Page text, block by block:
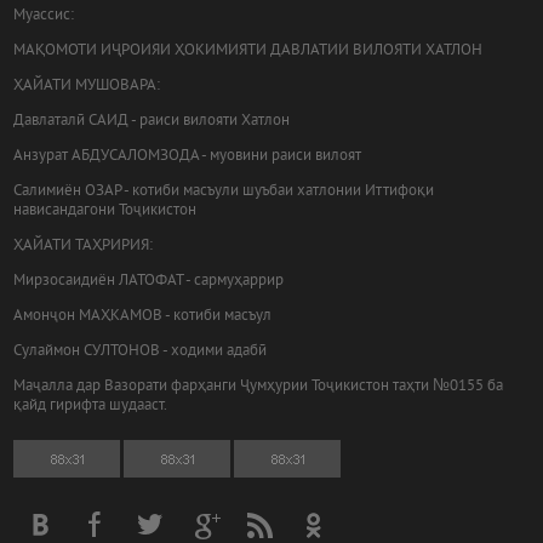
Муассис:
МАҚОМОТИ ИҶРОИЯИ ҲОКИМИЯТИ ДАВЛАТИИ ВИЛОЯТИ ХАТЛОН
ҲАЙАТИ МУШОВАРА:
Давлаталӣ САИД - раиси вилояти Хатлон
Анзурат АБДУСАЛОМЗОДА - муовини раиси вилоят
Салимиён ОЗАР - котиби масъули шуъбаи хатлонии Иттифоқи
нависандагони Тоҷикистон
ҲАЙАТИ ТАҲРИРИЯ:
Мирзосаидиён ЛАТОФАТ - сармуҳаррир
Амонҷон МАҲКАМОВ - котиби масъул
Сулаймон СУЛТОНОВ - ходими адабӣ
Маҷалла дар Вазорати фарҳанги Ҷумҳурии Тоҷикистон таҳти №0155 ба
қайд гирифта шудааст.